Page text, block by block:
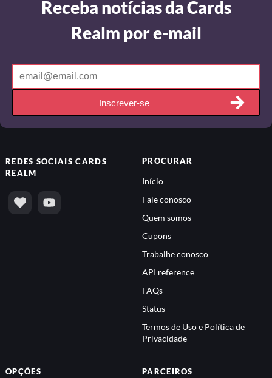
Receba notícias da Cards
Realm por e-mail
Inscrever-se
REDES SOCIAISCARDS
REALM
PROCURAR
Início
Fale conosco
Quem somos
Cupons
Trabalhe conosco
API reference
FAQs
Status
Termos de Uso e Política de
Privacidade
OPÇÕES PARCEIROS